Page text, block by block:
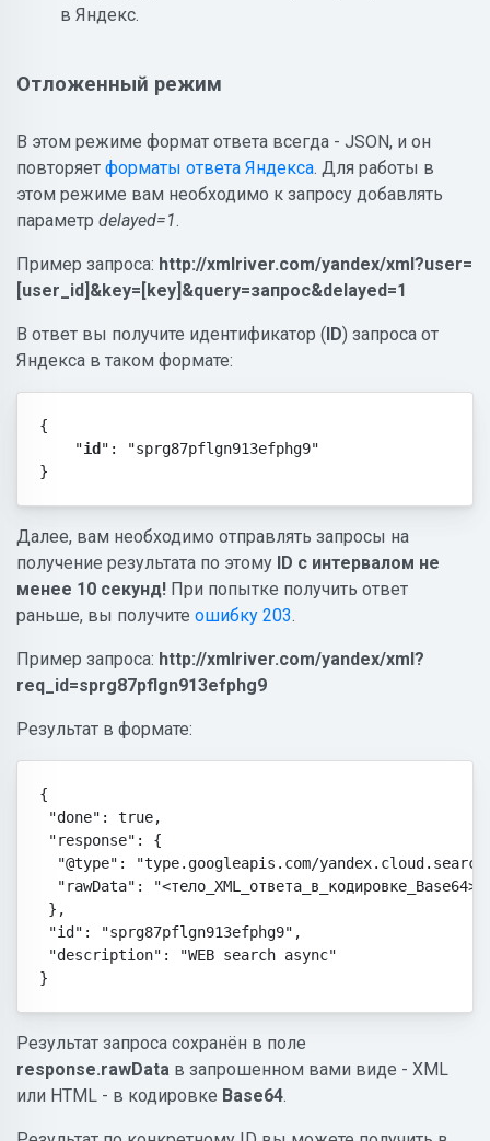
в Яндекс.
Отложенный режим
В этом режиме формат ответа всегда - JSON, и он
повторяет форматы ответа Яндекса. Для работы в
этом режиме вам необходимо к запросу добавлять
параметр delayed=1.
Пример запроса: http://xmlriver.com/yandex/xml?user=
[user_id]&key=[key]&query=запрос&delayed=1
В ответ вы получите идентификатор (ID) запроса от
Яндекса в таком формате:
{
"id ": "sprg87pflgn913efphg9"
}
Далее, вам необходимо отправлять запросы на
получение результата по этому ID с интервалом не
менее 10 секунд! При попытке получить ответ
раньше, вы получите ошибку 203.
Пример запроса: http://xmlriver.com/yandex/xml?
req_id=sprg87pflgn913efphg9
Результат в формате:
{
"done": true,
"response": {
"@type": "type.googleapis.com/
"rawData": "<тело_XML_ответа_в_кодировке_Base64>"
},
"id": "sprg87pflgn913efphg9",
"description": "WEB search async"
}
Результат запроса сохранён в поле
response.rawData в запрошенном вами виде - XML
или HTML - в кодировке Base64.